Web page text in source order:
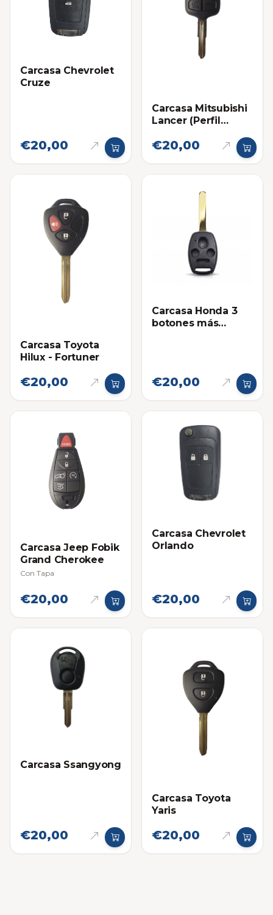
Carcasa Chevrolet
Cruze
€20,00
Carcasa Mitsubishi
Lancer (Perfil
€20,00
Carcasa Toyota
Hilux - Fortuner
€20,00
Carcasa Honda 3
botones más
€20,00
Carcasa Jeep Fobik
Grand Cherokee
Con Tapa
€20,00
Carcasa Chevrolet
Orlando
€20,00
Carcasa Ssangyong
€20,00
Carcasa Toyota
Yaris
€20,00